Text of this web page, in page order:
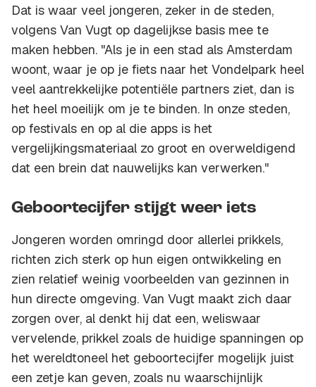
Dat is waar veel jongeren, zeker in de steden,
volgens Van Vugt op dagelijkse basis mee te
maken hebben. "Als je in een stad als Amsterdam
woont, waar je op je fiets naar het Vondelpark heel
veel aantrekkelijke potentiële partners ziet, dan is
het heel moeilijk om je te binden. In onze steden,
op festivals en op al die apps is het
vergelijkingsmateriaal zo groot en overweldigend
dat een brein dat nauwelijks kan verwerken."
Geboortecijfer stijgt weer iets
Jongeren worden omringd door allerlei prikkels,
richten zich sterk op hun eigen ontwikkeling en
zien relatief weinig voorbeelden van gezinnen in
hun directe omgeving. Van Vugt maakt zich daar
zorgen over, al denkt hij dat een, weliswaar
vervelende, prikkel zoals de huidige spanningen op
het wereldtoneel het geboortecijfer mogelijk juist
een zetje kan geven, zoals nu waarschijnlijk